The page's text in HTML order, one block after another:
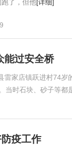
了，但他[详细]
能过安全桥
雷家店镇跃进村74
当时石块、砂子等都
疫工作